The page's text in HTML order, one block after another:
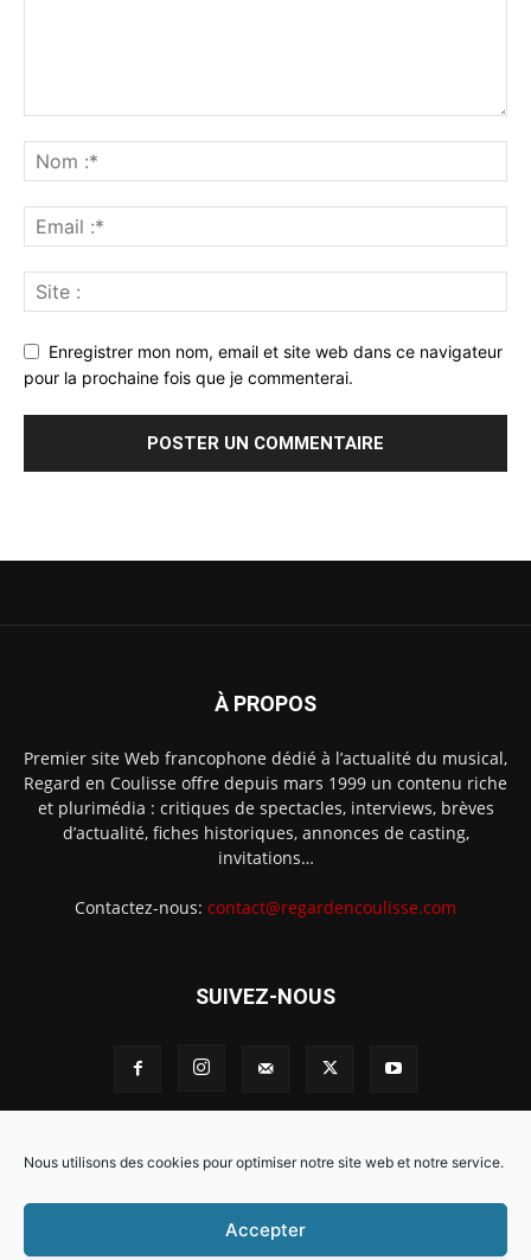
Nous utilisons des cookies pour optimiser notre site web et notre service.
Accepter
Enregistrer mon nom, email et site web dans ce navigateur
pour la prochaine fois que je commenterai.
À PROPOS
Premier site Web francophone dédié à l’actualité du musical,
Regard en Coulisse offre depuis mars 1999 un contenu riche
et plurimédia : critiques de spectacles, interviews, brèves
d’actualité, fiches historiques, annonces de casting,
invitations…
Contactez-nous: contact@regardencoulisse.com
SUIVEZ-NOUS
Intégration Ghislain Fayard
Mentions légales